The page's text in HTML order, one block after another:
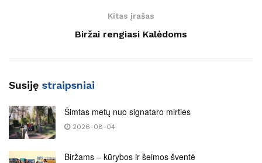
Kitas įrašas
Biržai rengiasi Kalėdoms
Susiję straipsniai
Šimtas metų nuo signataro mirties
2026-08-04
Biržams – kūrybos ir šeimos šventė